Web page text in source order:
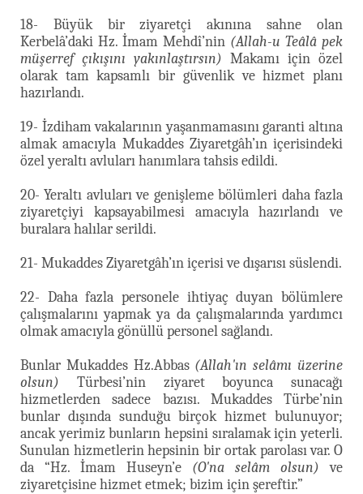
18- Büyük bir ziyaretçi akınına sahne olan
Kerbelâ’daki Hz. İmam Mehdî’nin (Allah-u Teâlâ pek
müşerref çıkışını yakınlaştırsın) Makamı için özel
olarak tam kapsamlı bir güvenlik ve hizmet planı
hazırlandı.
19- İzdiham vakalarının yaşanmamasını garanti altına
almak amacıyla Mukaddes Ziyaretgâh’ın içerisindeki
özel yeraltı avluları hanımlara tahsis edildi.
20- Yeraltı avluları ve genişleme bölümleri daha fazla
ziyaretçiyi kapsayabilmesi amacıyla hazırlandı ve
buralara halılar serildi.
21- Mukaddes Ziyaretgâh’ın içerisi ve dışarısı süslendi.
22- Daha fazla personele ihtiyaç duyan bölümlere
çalışmalarını yapmak ya da çalışmalarında yardımcı
olmak amacıyla gönüllü personel sağlandı.
Bunlar Mukaddes Hz.Abbas (Allah'ın selâmı üzerine
olsun) Türbesi’nin ziyaret boyunca sunacağı
hizmetlerden sadece bazısı. Mukaddes Türbe’nin
bunlar dışında sunduğu birçok hizmet bulunuyor;
ancak yerimiz bunların hepsini sıralamak için yeterli.
Sunulan hizmetlerin hepsinin bir ortak parolası var. O
da “Hz. İmam Huseyn’e (O'na selâm olsun) ve
ziyaretçisine hizmet etmek; bizim için şereftir.”